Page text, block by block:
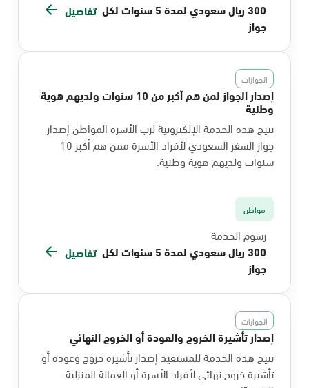
300 ريال سعودي لمدة 5 سنوات لكل
جواز
تفاصيل
الجوازات
إصدار الجواز لمن هم أكبر من 10 سنوات ولديهم هوية
وطنية
تتيح هذه الخدمة الإلكترونية لرب الأسرة المواطن إصدار
جواز السفر السعودي لأفراد الأسرة ممن هم أكبر 10
سنوات ولديهم هوية وطنية.
مواطن
رسوم الخدمة
300 ريال سعودي لمدة 5 سنوات لكل
جواز
تفاصيل
الجوازات
إصدار تأشيرة الخروج والعودة أو الخروج النهائي
تتيح هذه الخدمة للمستفيد إصدار تأشيرة خروج وعودة أو
تأشيرة خروج نهائي لأفراد الأسرة أو العمالة المنزلية